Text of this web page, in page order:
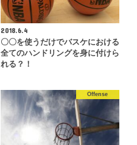
2018.6.4
〇〇を使うだけでバスケにおける
全てのハンドリングを身に付けら
れる？！
Offense